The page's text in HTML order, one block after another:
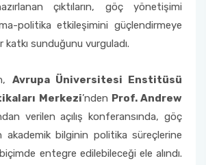
çıktıların, göç yönetişimi
politika etkileşimini güçlendirmeye
sunduğunu vurguladı.
Avrupa Üniversitesi Enstitüsü
Merkezi’nden Prof. Andrew
verilen açılış konferansında, göç
akademik bilginin politika süreçlerine
entegre edilebileceği ele alındı.